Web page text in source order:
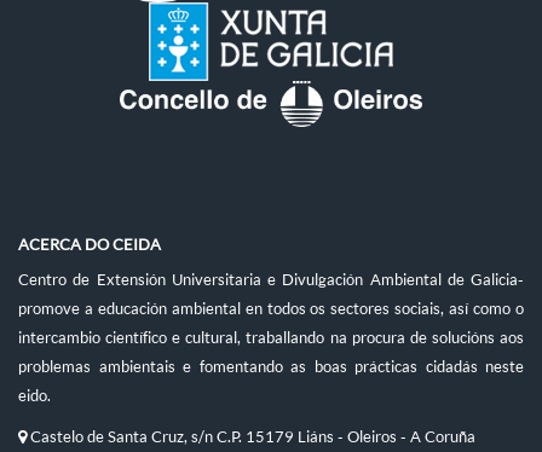
ACERCA DO CEIDA
Centro de Extensión Universitaria e Divulgación Ambiental de Galicia-
promove a educación ambiental en todos os sectores sociais, así como o
intercambio científico e cultural, traballando na procura de solucións aos
problemas ambientais e fomentando as boas prácticas cidadás neste
eido.
Castelo de Santa Cruz, s/n C.P. 15179 Liáns - Oleiros - A Coruña